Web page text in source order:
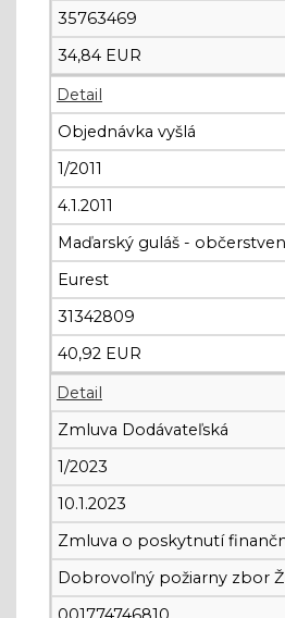
35763469
34,84 EUR
Detail
Objednávka vyšlá
1/2011
4.1.2011
Maďarský guláš -
Eurest
31342809
40,92 EUR
Detail
Zmluva Dodávateľská
1/2023
10.1.2023
Zmluva o poskytnutí
Dobrovoľný požiarny zbor